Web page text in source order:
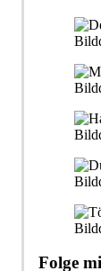
Folge